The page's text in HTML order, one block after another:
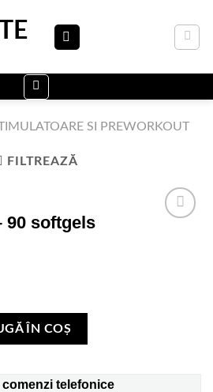
SI PREWORKOUT
FILTREAZĂ
90 softgels
softgels
ÎN COȘ
comenzi telefonice